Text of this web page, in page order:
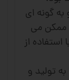
گونه ای
ممکن می
از
تولید و